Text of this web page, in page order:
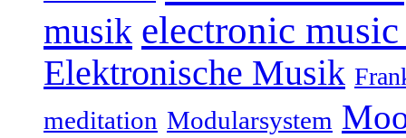
musik electronic
Elektronische Musik
meditation Modularsystem